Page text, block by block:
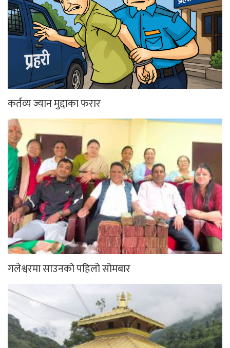
कर्तव्य ज्यान मुद्दाका फरार
गलेश्वरमा साउनको पहिलो सोमबार